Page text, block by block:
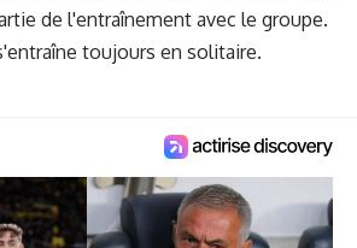
de l'entraînement avec le groupe.
toujours en solitaire.